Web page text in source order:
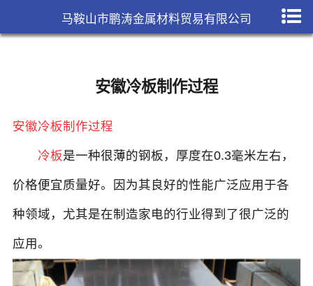
马鞍山市鹏涛金属材料贸易有限公司
安徽冷板制作过程
安徽冷板制作过程
冷板是一种很薄的钢板，厚度在0.3毫米左右，
价格便宜质量好。因为其良好的性能广泛应用于各
种领域，尤其是在制造家电的行业得到了很广泛的
应用。